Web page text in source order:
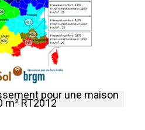
pour une maison
m² RT2012